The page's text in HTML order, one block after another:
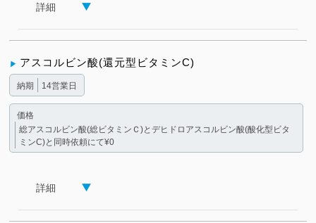
詳細
アスコルビン酸(還元型ビタミンC)
納期 14営業日
価格
総アスコルビン酸(総ビタミンＣ)とデヒドロアスコルビン酸(酸化型ビタ
ミンC)と同時依頼にて¥0
詳細